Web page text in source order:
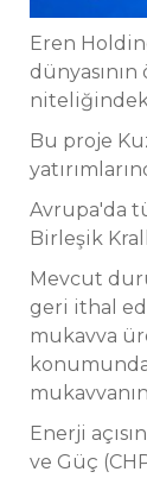
Eren
Bu proje
Avrupa'da
Birleşik
Mevcut
geri ithal
mukavva
Enerji
ve Güç